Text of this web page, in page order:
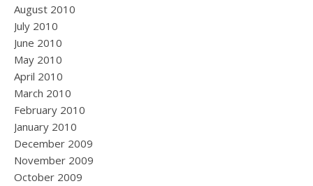
August 2010
July 2010
June 2010
May 2010
April 2010
March 2010
February 2010
January 2010
December 2009
November 2009
October 2009